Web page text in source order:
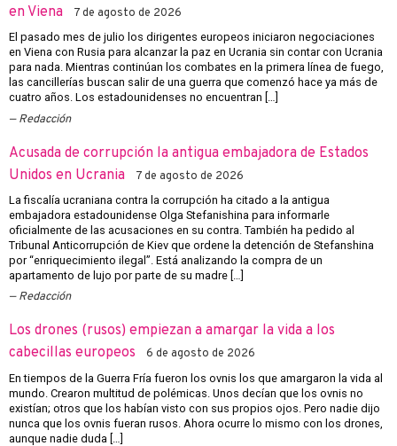
en Viena
7 de agosto de 2026
El pasado mes de julio los dirigentes europeos iniciaron negociaciones
en Viena con Rusia para alcanzar la paz en Ucrania sin contar con Ucrania
para nada. Mientras continúan los combates en la primera línea de fuego,
las cancillerías buscan salir de una guerra que comenzó hace ya más de
cuatro años. Los estadounidenses no encuentran […]
Redacción
Acusada de corrupción la antigua embajadora de Estados
Unidos en Ucrania
7 de agosto de 2026
La fiscalía ucraniana contra la corrupción ha citado a la antigua
embajadora estadounidense Olga Stefanishina para informarle
oficialmente de las acusaciones en su contra. También ha pedido al
Tribunal Anticorrupción de Kiev que ordene la detención de Stefanshina
por “enriquecimiento ilegal”. Está analizando la compra de un
apartamento de lujo por parte de su madre […]
Redacción
Los drones (rusos) empiezan a amargar la vida a los
cabecillas europeos
6 de agosto de 2026
En tiempos de la Guerra Fría fueron los ovnis los que amargaron la vida al
mundo. Crearon multitud de polémicas. Unos decían que los ovnis no
existían; otros que los habían visto con sus propios ojos. Pero nadie dijo
nunca que los ovnis fueran rusos. Ahora ocurre lo mismo con los drones,
aunque nadie duda […]